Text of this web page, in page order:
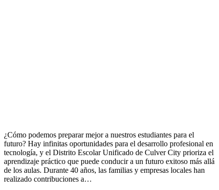
¿Cómo podemos preparar mejor a nuestros estudiantes para el
futuro? Hay infinitas oportunidades para el desarrollo profesional en
tecnología, y el Distrito Escolar Unificado de Culver City prioriza el
aprendizaje práctico que puede conducir a un futuro exitoso más allá
de los aulas. Durante 40 años, las familias y empresas locales han
realizado contribuciones a…